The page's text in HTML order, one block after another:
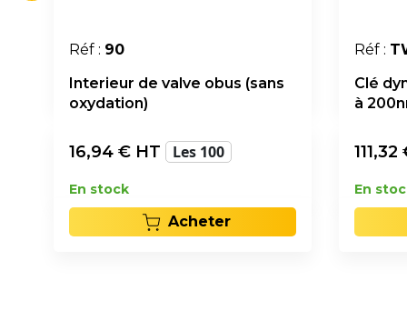
Réf : 90
Interieur de valve obus (sans
oxydation)
16,94 € HT Les 100
En stock
Acheter
Réf :
Clé
à
111,32
En